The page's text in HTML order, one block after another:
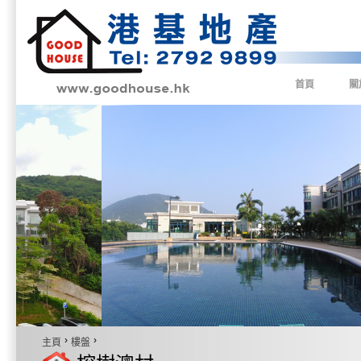
首頁
主頁 › 樓盤 ›